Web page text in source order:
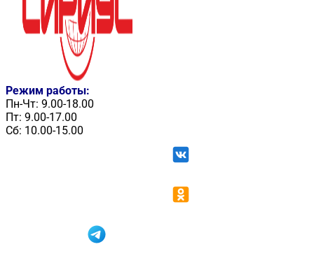
Режим работы:
Пн-Чт: 9.00-18.00
Пт: 9.00-17.00
Сб: 10.00-15.00